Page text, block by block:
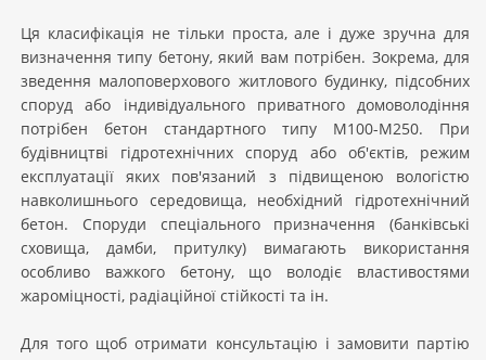
Ця класифікація не тільки проста, але і дуже зручна для
визначення типу бетону, який вам потрібен. Зокрема, для
зведення малоповерхового житлового будинку, підсобних
споруд або індивідуального приватного домоволодіння
потрібен бетон стандартного типу М100-М250. При
будівництві гідротехнічних споруд або об'єктів, режим
експлуатації яких пов'язаний з підвищеною вологістю
навколишнього середовища, необхідний гідротехнічний
бетон. Споруди спеціального призначення (банківські
сховища, дамби, притулку) вимагають використання
особливо важкого бетону, що володіє властивостями
жароміцності, радіаційної стійкості та ін.
Для того щоб отримати консультацію і замовити партію